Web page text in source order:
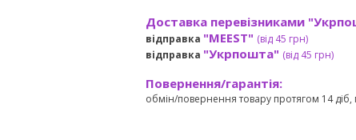
Доставка перевізниками
відправка "MEEST" (від 45 грн)
відправка "Укрпошта" (від 45 грн)
Повернення/гарантія:
обмін/повернення товару протягом 14 діб,